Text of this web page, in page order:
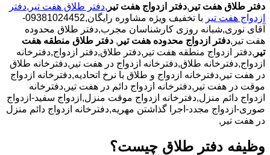
دفتر طلاق هفت تیر ,دفتر ازدواج هفت تیر ,دفتر طلاق هفت تیر ,دفتر
ازدواج هفت تیر
با تخفیف ویژه مشاوره رایگان,09381024452-
آقای نوری,شبانه روزی کارشناسان مجرب,دفتر طلاق محدوده
هفت تیر,دفتر ازدواج محدوده هفت تیر , دفتر طلاق منطقه هفت
تیر ,دفتر ازدواج منطقه هفت تیر,دفتر طلاق,دفتر ازدواج,دفترخانه
ازدواج,دفترخانه طلاق,دفترخانه ازدواج در هفت تیر,دفترخانه طلاق
در هفت تیر,دفترخانه ازدواج و طلاق با نرخ اتحادیه,دفترخانه ازدواج
موقت در هفت تیر,دفترخانه ازدواج دائم در هفت تیر,دفترخانه
ازدواج دائم منزل,دفترخانه ازدواج موقت منزل,ازدواج سفید-ازدواج
صوری-ازدواج مجدد-اجرا گذاشتن مهریه,دفترخانه ازدواج دائم منزل
در هفت تیر,
وظیفه دفتر طلاق چیست؟